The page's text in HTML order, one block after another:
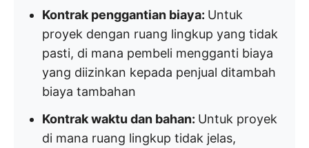
Kontrak penggantian biaya: Untuk
proyek dengan ruang lingkup yang tidak
pasti, di mana pembeli mengganti biaya
yang diizinkan kepada penjual ditambah
biaya tambahan
Kontrak waktu dan bahan: Untuk proyek
di mana ruang lingkup tidak jelas,